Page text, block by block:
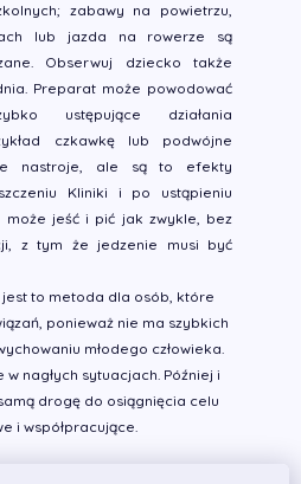
zabawy na powietrzu,
lub jazda na rowerze są
Obserwuj dziecko także
Preparat może powodować
ustępujące działania
czkawkę lub podwójne
nastroje, ale są to efekty
Kliniki i po ustąpieniu
może jeść i pić jak zwykle, bez
z tym że jedzenie musi być
to metoda dla osób, które
ponieważ nie ma szybkich
młodego człowieka.
nagłych sytuacjach. Później i
drogę do osiągnięcia celu
i współpracujące.